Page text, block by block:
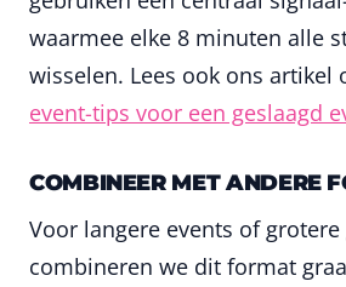
waarmee elke 8 minuten alle
wisselen. Lees ook ons artikel
event-tips voor een geslaagd
COMBINEER MET ANDERE
Voor langere events of
combineren we dit format